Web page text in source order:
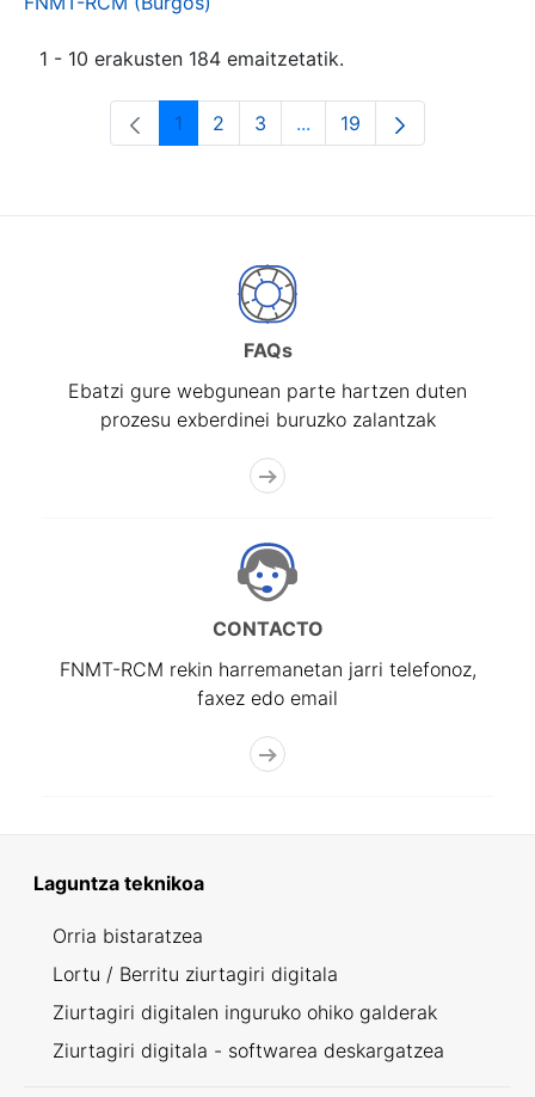
1 - 10 erakusten 184 emaitzetatik.
Orrialdea
1 Orrialdea
2 Orrialdea
3 ...Intermediate Pages Use
Orrialdea
19
FAQs
Ebatzi gure webgunean parte hartzen duten
prozesu exberdinei buruzko zalantzak
CONTACTO
FNMT-RCM rekin harremanetan jarri telefonoz,
faxez edo email
Laguntza teknikoa
Orria bistaratzea
Lortu / Berritu ziurtagiri digitala
Ziurtagiri digitalen inguruko ohiko galderak
Ziurtagiri digitala - softwarea deskargatzea